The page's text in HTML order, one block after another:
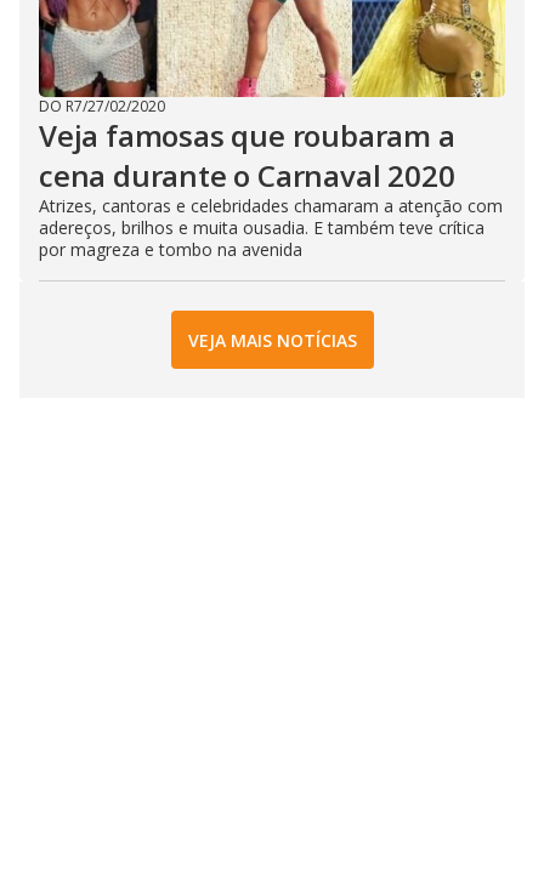
DO R7/27/02/2020
Veja famosas que roubaram a
cena durante o Carnaval 2020
Atrizes, cantoras e celebridades chamaram a atenção com
adereços, brilhos e muita ousadia. E também teve crítica
por magreza e tombo na avenida
VEJA MAIS NOTÍCIAS